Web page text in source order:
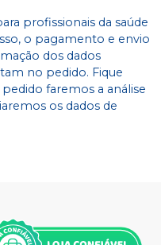
profissionais da saúde
o pagamento e envio
dos dados
no pedido. Fique
faremos a análise
os dados de